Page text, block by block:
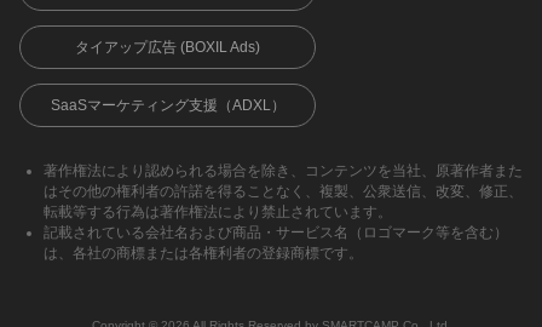
タイアップ広告 (BOXIL Ads)
SaaSマーケティング支援（ADXL）
著作権法により認められる場合を除き、コンテンツを当社、原著作者また
はその他の権利者の許諾を得ることなく、複製、公衆送信、改変、修正、
転載等する行為は著作権法により禁止されています。
記載されている会社名および商品・サービス名（ロゴマーク等を含む）
は、各社の商標または各権利者の登録商標です。